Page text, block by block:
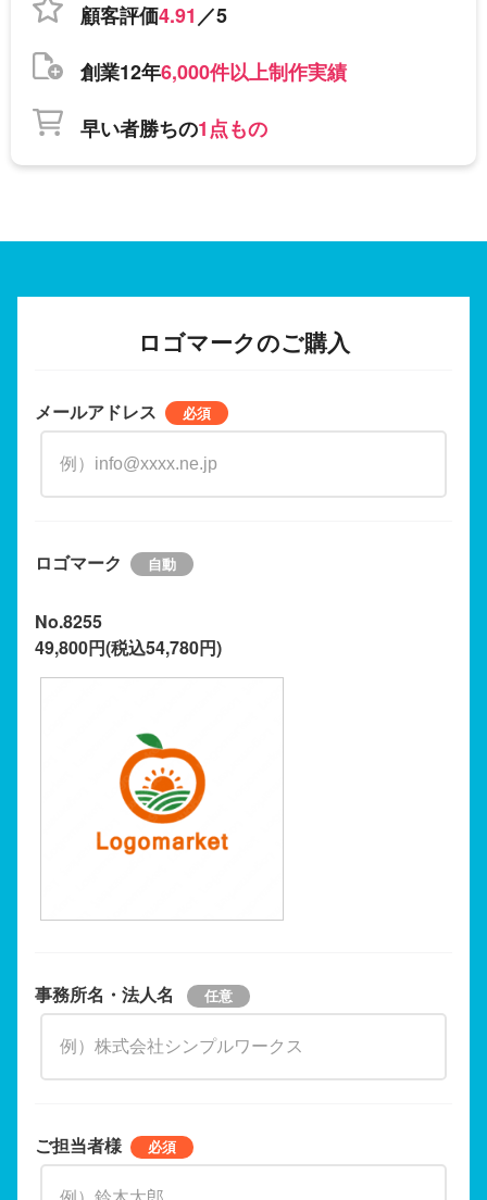
顧客評価4.91／5
創業12年6,000件以上制作実績
早い者勝ちの1点もの
ロゴマークのご購入
メールアドレス
ロゴマーク
No.8255
49,800円(税込54,780円)
事務所名・法人名
ご担当者様